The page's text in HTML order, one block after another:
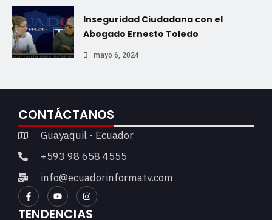
Inseguridad Ciudadana con el
Abogado Ernesto Toledo
mayo 6, 2024
CONTÁCTANOS
Guayaquil - Ecuador
+593 98 658 4555
info@ecuadorinformatv.com
TENDENCIAS